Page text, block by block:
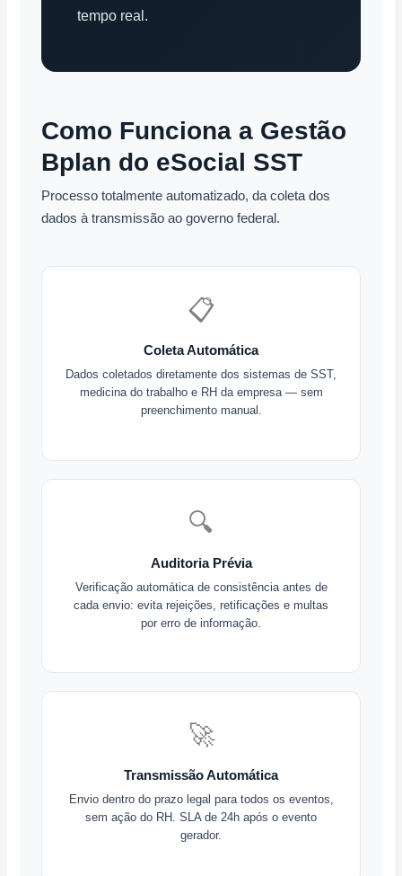
tempo real.
Como Funciona a Gestão
Bplan do eSocial SST
Processo totalmente automatizado, da coleta dos
dados à transmissão ao governo federal.
📋
Coleta Automática
Dados coletados diretamente dos sistemas de SST,
medicina do trabalho e RH da empresa — sem
preenchimento manual.
🔍
Auditoria Prévia
Verificação automática de consistência antes de
cada envio: evita rejeições, retificações e multas
por erro de informação.
🚀
Transmissão Automática
Envio dentro do prazo legal para todos os eventos,
sem ação do RH. SLA de 24h após o evento
gerador.